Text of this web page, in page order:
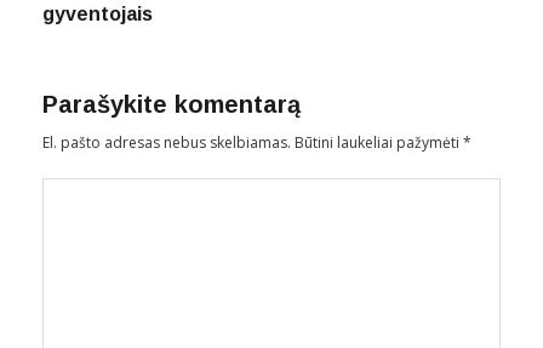
gyventojais
Parašykite komentarą
El. pašto adresas nebus skelbiamas. Būtini laukeliai pažymėti *